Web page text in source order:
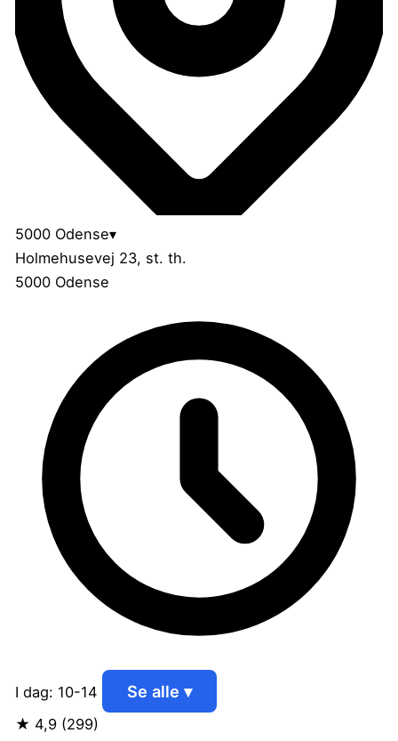
5000 Odense▾
Holmehusevej 23, st. th.
5000 Odense
I dag: 10-14 Se alle ▾
★ 4,9 (299)